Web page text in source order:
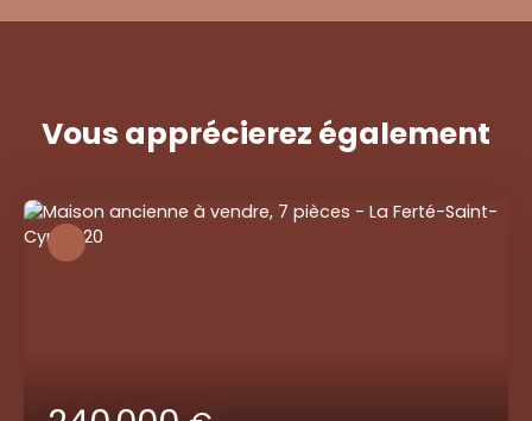
Vous apprécierez également